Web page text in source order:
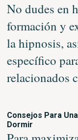
No dudes en
formación y
la hipnosis,
específico
relacionados
Consejos Para
Dormir